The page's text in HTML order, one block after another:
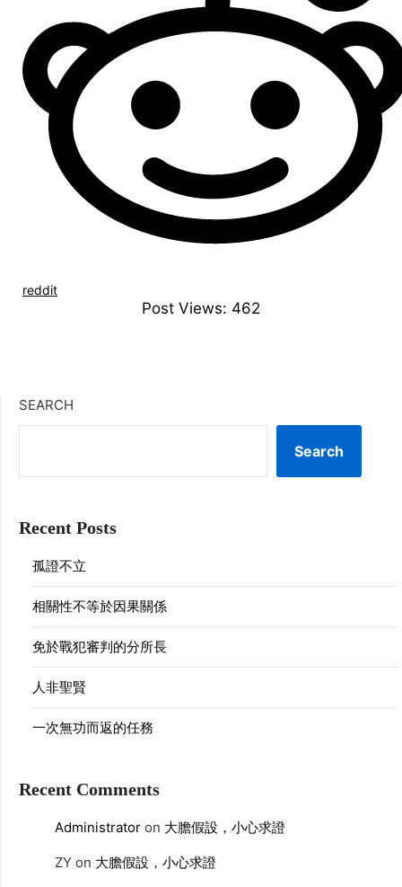
reddit
Post Views: 462
SEARCH
Search
Recent Posts
孤證不立
相關性不等於因果關係
免於戰犯審判的分所長
人非聖賢
一次無功而返的任務
Recent Comments
Administrator on 大膽假設，小心求證
ZY on 大膽假設，小心求證